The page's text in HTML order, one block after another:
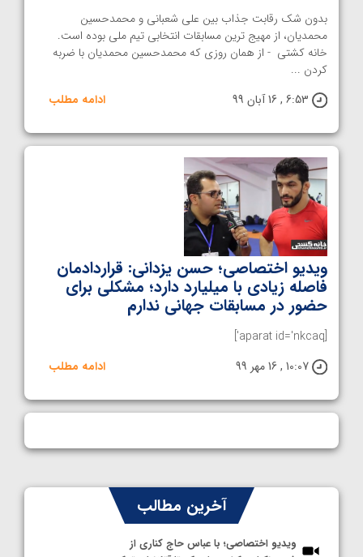
بدون شک رقابت جذاب بین علی شعبانی و محمدحسین
محمدیان، از مهیج ترین مسابقات انتخابی تیم ملی بوده است.
خانه کشتی - از همان روزی که محمدحسین محمدیان با ضربه
کردن ...
6:53 , 16 آبان 99
ادامه مطلب
ویدیو اختصاصی؛ حسن یزدانی: قراردادمان
فاصله زیادی با میلیارد دارد؛ مشکلی برای
حضور در مسابقات جهانی ندارم
[aparat id='nkcaq']
10:07 , 16 مهر 99
ادامه مطلب
آخرین مطالب
ویدیو اختصاصی؛ با عباس حاج کناری از